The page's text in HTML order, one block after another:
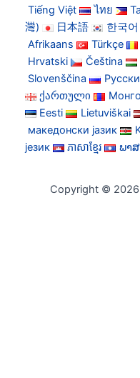
Tiếng Việt
ไทย
灣)
日本語 한국어
Afrikaans
Türkçe
Hrvatski
Čeština
Slovenščina
ქართული
Eesti
Lietuviškai
македонски јазик
језик
ភាសាខ្មែរ ພາ
Copyright © 2026